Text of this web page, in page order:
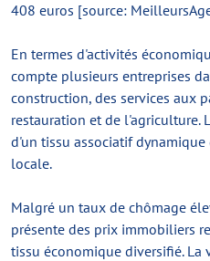
408 euros [source:
En termes d'activités
compte plusieurs entreprises
construction, des services aux
restauration et de l'agriculture.
d'un tissu associatif
locale.
Malgré un taux de chômage
présente des prix immobiliers
tissu économique diversifié.